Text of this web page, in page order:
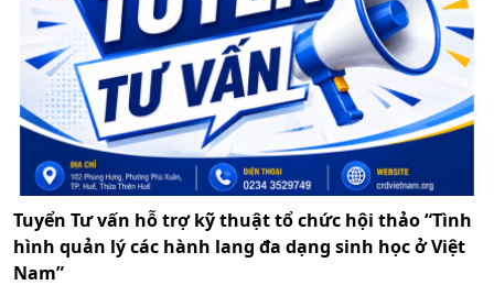
Tuyển Tư vấn hỗ trợ kỹ thuật tổ chức hội thảo “Tình
hình quản lý các hành lang đa dạng sinh học ở Việt
Nam”